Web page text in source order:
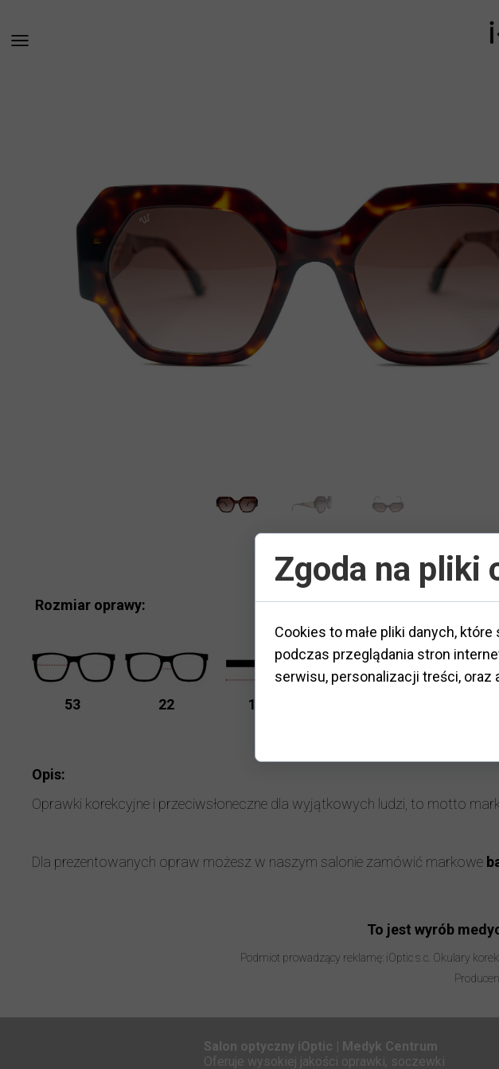
53 145
22
tworzywo
Materiał:
Rozmiar oprawy:
Opis:
Oprawki korekcyjne i przeciwsłoneczne dla wyjątkowych ludzi, to motto
Dla prezentowanych opraw możesz w naszym salonie zamówić markowe
To jest wyrób
Podmiot prowadzący reklamę: iOptic s.c. Okulary
Salon optyczny iOptic | Medyk Centrum
Oferuje wysokiej jakości oprawki, soczewki
Zgoda na pliki
Cookies to małe pliki danych,
podczas przeglądania stron
serwisu, personalizacji treści, oraz